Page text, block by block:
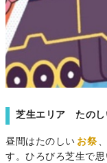
芝生エリア たのし
昼間はたのしい お祭 、
す。ひろびろ芝生で